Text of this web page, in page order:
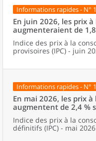
mois, après +0,1 % en
Informations rapides - N°
En juin 2026, les prix
augmenteraient de
Indice des prix à la
provisoires (IPC) - juin
Informations rapides - N°
En mai 2026, les prix
augmentent de 2,4 %
Indice des prix à la
définitifs (IPC) - mai 2026